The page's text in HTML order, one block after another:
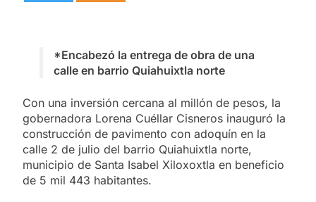
*Encabezó la entrega de obra de una
calle en barrio Quiahuixtla norte
Con una inversión cercana al millón de pesos, la
gobernadora Lorena Cuéllar Cisneros inauguró la
construcción de pavimento con adoquín en la
calle 2 de julio del barrio Quiahuixtla norte,
municipio de Santa Isabel Xiloxoxtla en beneficio
de 5 mil 443 habitantes.